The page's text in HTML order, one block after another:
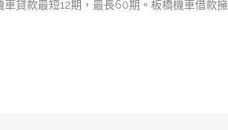
貸款最短12期，最長60期。板橋機車借款